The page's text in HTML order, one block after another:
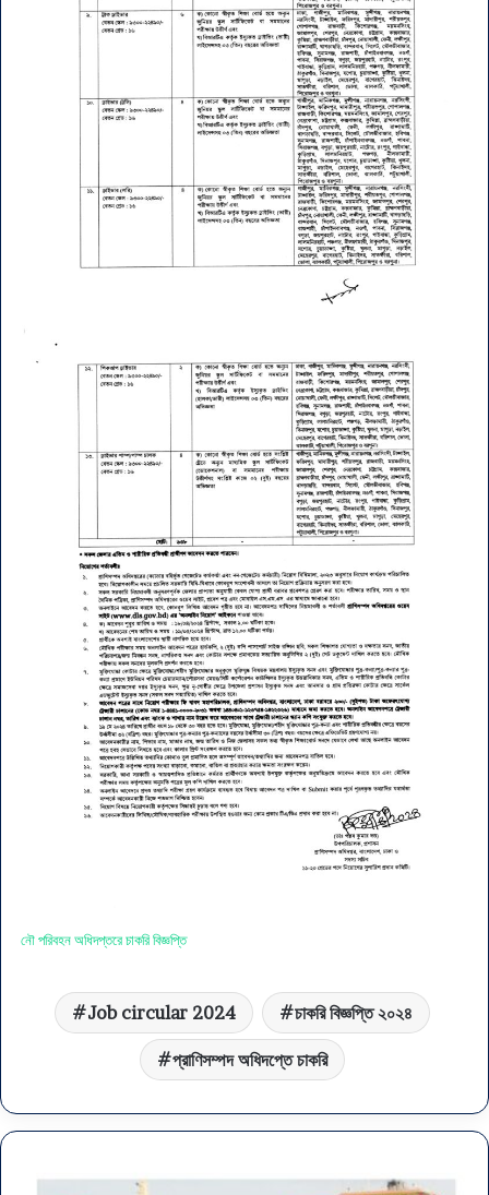
নৌ পরিবহন অধিদপ্তরে চাকরি বিজ্ঞপ্তি
Job circular 2024 চাকরি বিজ্ঞপ্তি ২০২৪
প্রাণিসম্পদ অধিদপ্তে চাকরি